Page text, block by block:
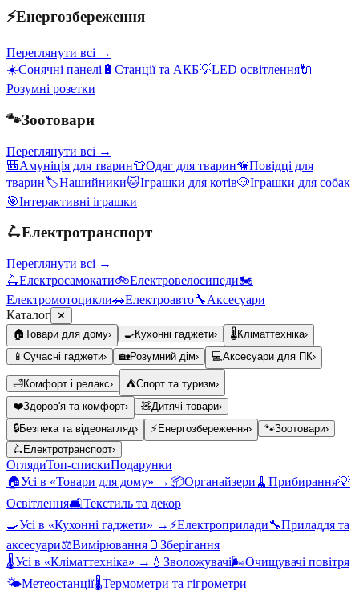
⚡Енергозбереження
Переглянути всі →
☀️Сонячні панелі 🔋 Станції та АКБ💡LED освітлення🔌
Розумні розетки
🐾Зоотовари
Переглянути всі →
🎒Амуніція для тварин👕Одяг для тварин🦮Повідці для
тварин🏷️Нашийники🐱Іграшки для котів🐶Іграшки для собак
🎯Інтерактивні іграшки
🛴Електротранспорт
Переглянути всі →
🛴Електросамокати🚲Електровелосипеди🏍️
Електромотоцикли🚗Електроавто🔧Аксесуари
Каталог ✕
🏠Товари для дому› 🍳Кухонні гаджети› 🌡️Кліматтехніка›
📱 Сучасні гаджети› 🏡Розумний дім› 💻Аксесуари для ПК›
🛁Комфорт і релакс› ⛺Спорт та туризм›
❤️Здоров'я та комфорт› 🧸Дитячі товари›
🔒Безпека та відеонагляд› ⚡ Енергозбереження› 🐾Зоотовари›
🛴 Електротранспорт›
ОглядиТоп-спискиПодарунки
🏠Усі в «Товари для дому» → 📦Органайзери 🧹 Прибирання💡
Освітлення🛋️Текстиль та декор
🍳Усі в «Кухонні гаджети» → ⚡Електроприлади🔧Приладдя та
аксесуари⚖️Вимірювання 🫙 Зберігання
🌡️Усі в «Кліматтехніка» → 💧 Зволожувачі🌬️Очищувачі повітря
🌤️Метеостанції🌡️Термометри та гігрометри